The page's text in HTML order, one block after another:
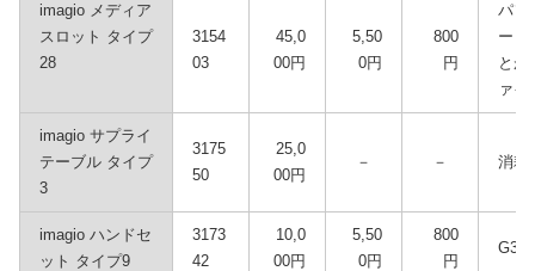
imagio メディア
スロット タイプ
28
3154
03
45,0
00円
5,50
0円
800
円
パソ
ード
とが
ァイ
imagio サプライ
テーブル タイプ
3
3175
50
25,0
00円
－ － 消耗
imagio ハンドセ
ット タイプ9
3173
42
10,0
00円
5,50
0円
800
円
G3